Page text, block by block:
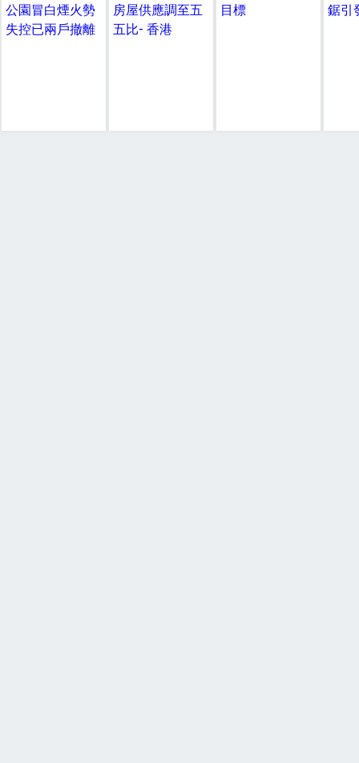
公園冒白煙火勢
失控已兩戶撤離
房屋供應調至五
五比- 香港
目標
鋸引